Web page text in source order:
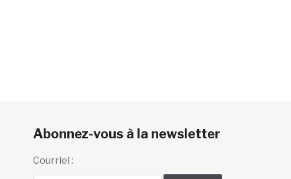
Abonnez-vous à la newsletter
Courriel :